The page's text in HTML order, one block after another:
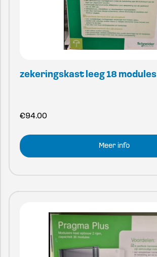
zekeringskast leeg 18 modules
€94.00
Meer info